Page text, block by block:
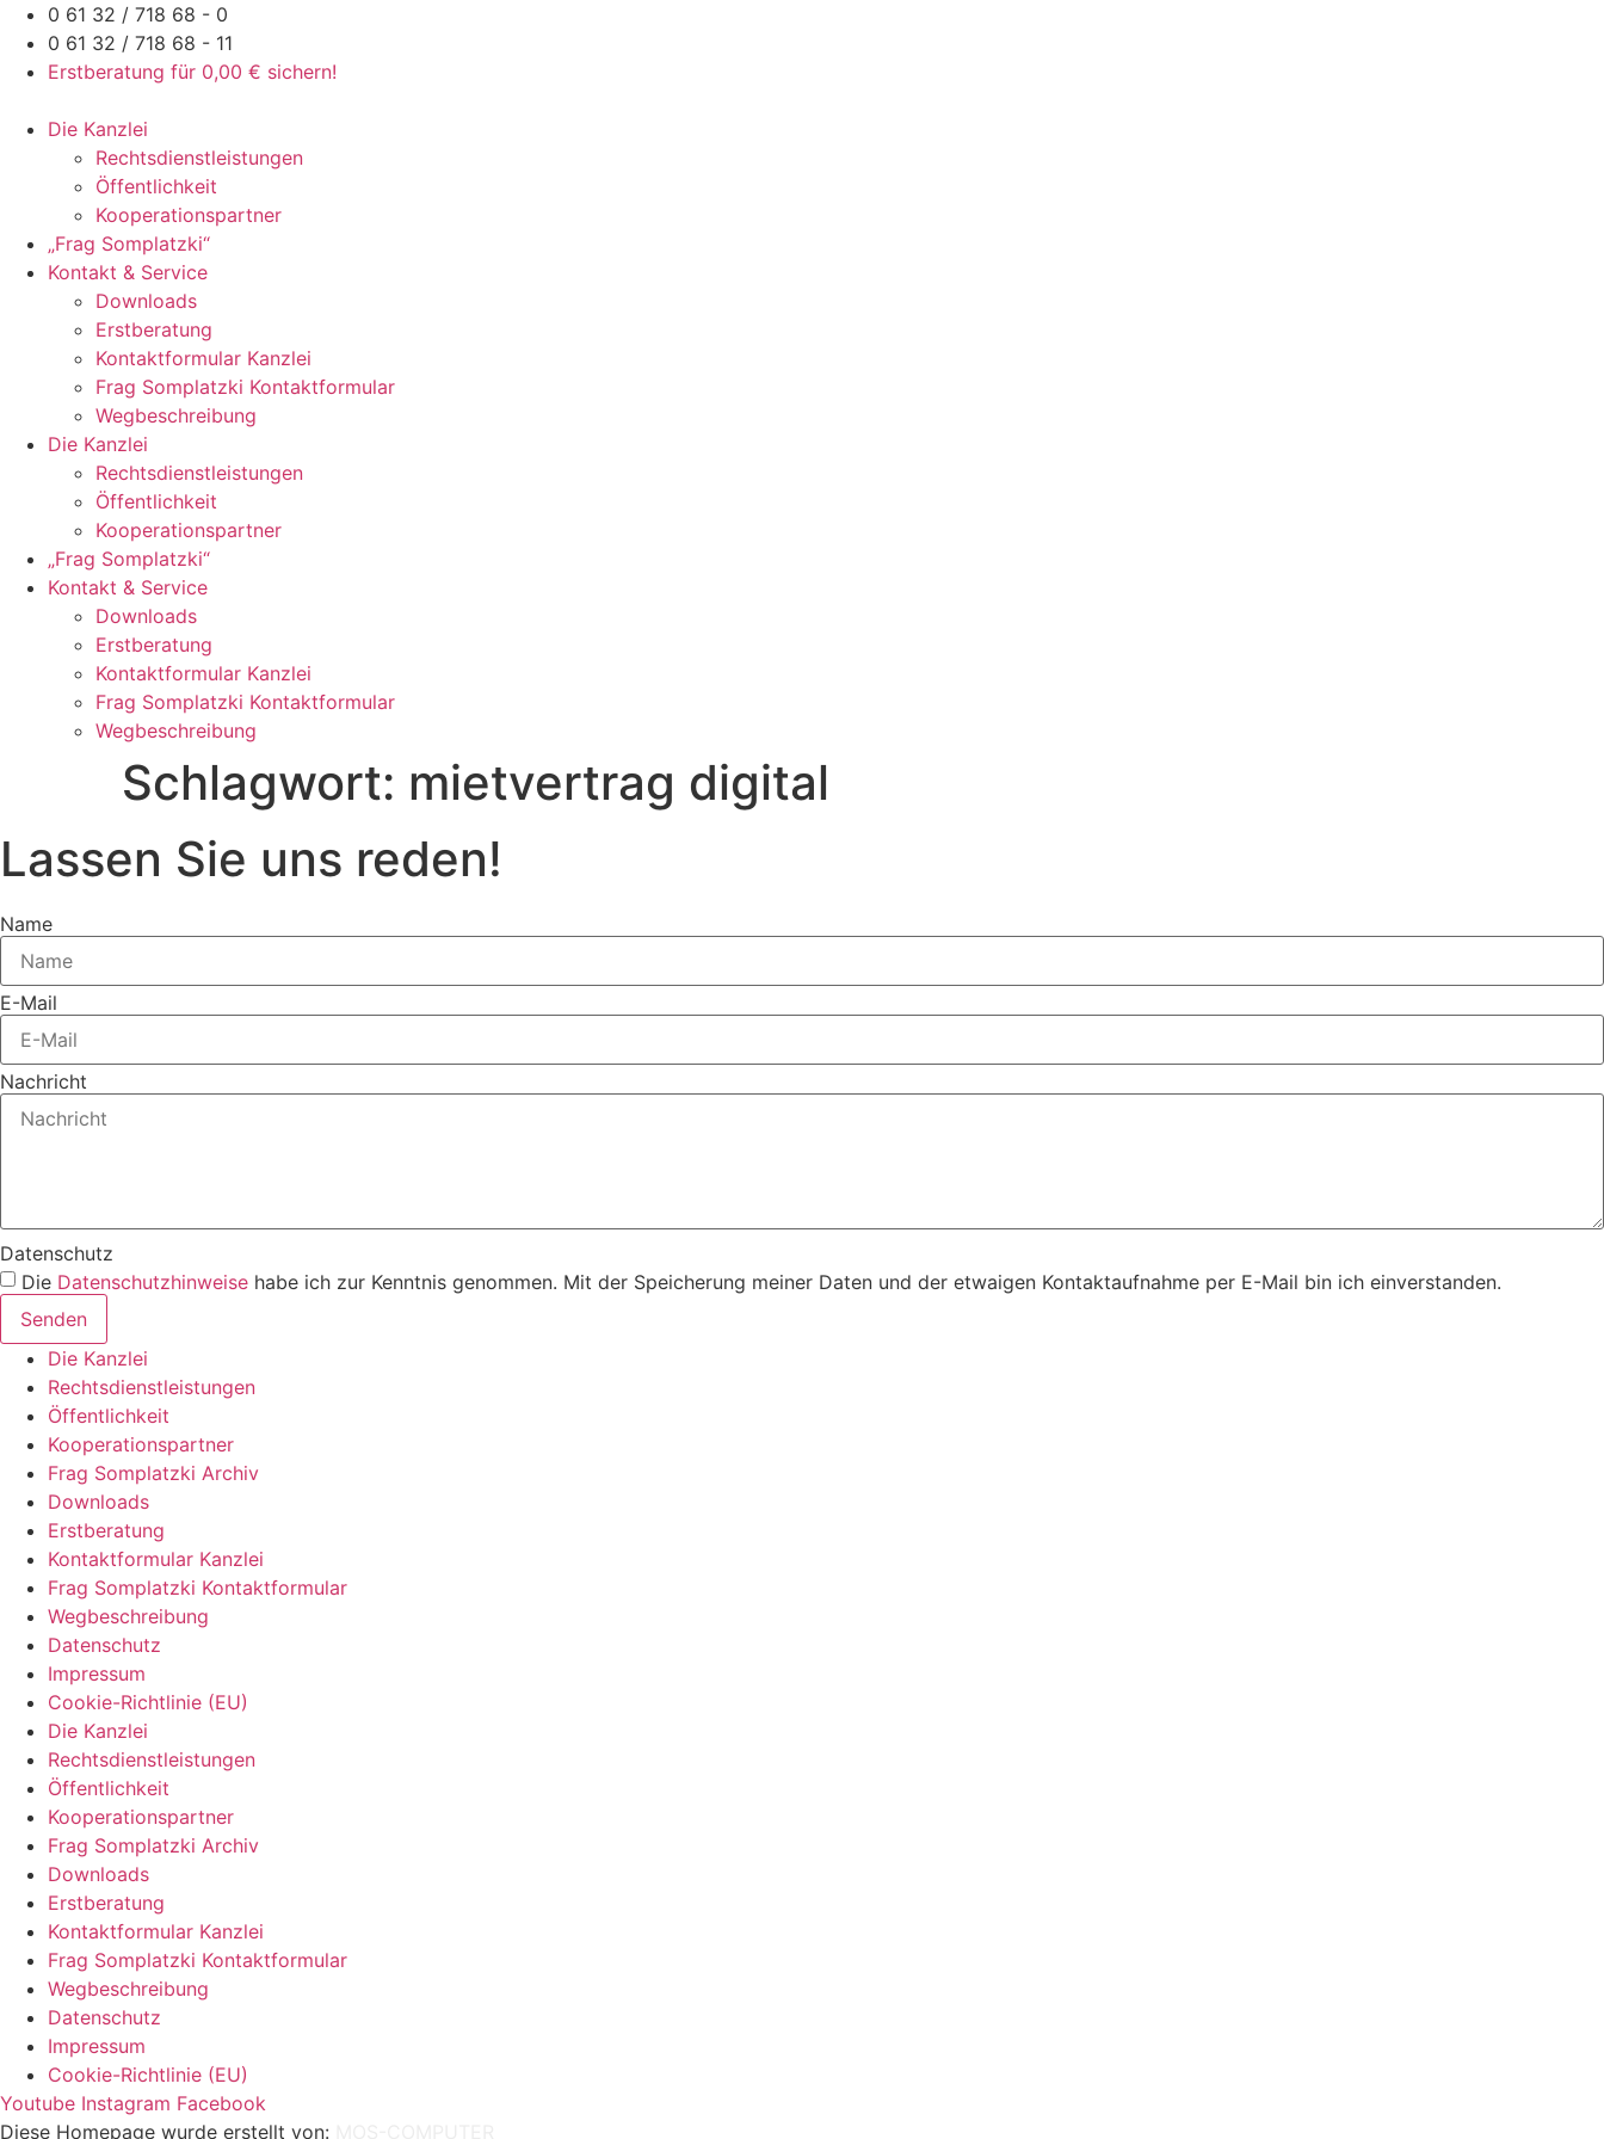
Zum
Inhalt
springen
0 61 32 / 718 68 - 0
0 61 32 / 718 68 - 11
Erstberatung für 0,00 € sichern!
Die Kanzlei
Rechtsdienstleistungen
Öffentlichkeit
Kooperationspartner
„Frag Somplatzki“
Kontakt & Service
Downloads
Erstberatung
Kontaktformular Kanzlei
Frag Somplatzki Kontaktformular
Wegbeschreibung
Die Kanzlei
Rechtsdienstleistungen
Öffentlichkeit
Kooperationspartner
„Frag Somplatzki“
Kontakt & Service
Downloads
Erstberatung
Kontaktformular Kanzlei
Frag Somplatzki Kontaktformular
Wegbeschreibung
Schlagwort: mietvertrag digital
Lassen Sie uns reden!
Name
E-Mail
Nachricht
Datenschutz
Die Datenschutzhinweise habe ich zur Kenntnis genommen. Mit der Speicherung meiner Daten und der etwaigen Kontaktaufnahme per E-Mail bin ich einverstanden.
Senden
Die Kanzlei
Rechtsdienstleistungen
Öffentlichkeit
Kooperationspartner
Frag Somplatzki Archiv
Downloads
Erstberatung
Kontaktformular Kanzlei
Frag Somplatzki Kontaktformular
Wegbeschreibung
Datenschutz
Impressum
Cookie-Richtlinie (EU)
Die Kanzlei
Rechtsdienstleistungen
Öffentlichkeit
Kooperationspartner
Frag Somplatzki Archiv
Downloads
Erstberatung
Kontaktformular Kanzlei
Frag Somplatzki Kontaktformular
Wegbeschreibung
Datenschutz
Impressum
Cookie-Richtlinie (EU)
Youtube Instagram Facebook
Diese Homepage wurde erstellt von: